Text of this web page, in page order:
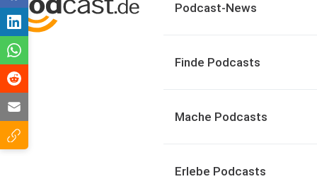
Podcast-News
Finde Podcasts
Mache Podcasts
Erlebe Podcasts